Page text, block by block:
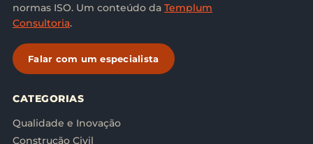
normas ISO. Um conteúdo da Templum
Consultoria.
Falar com um especialista
CATEGORIAS
Qualidade e Inovação
Construção Civil